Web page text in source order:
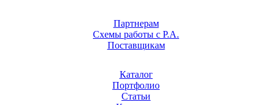
Партнерам
Схемы работы с Р.А.
Поставщикам
Каталог
Портфолио
Статьи